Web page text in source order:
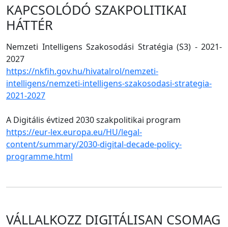
KAPCSOLÓDÓ SZAKPOLITIKAI
HÁTTÉR
Nemzeti Intelligens Szakosodási Stratégia (S3) - 2021-
2027
https://nkfih.gov.hu/hivatalrol/nemzeti-
intelligens/nemzeti-intelligens-szakosodasi-strategia-
2021-2027
A Digitális évtized 2030 szakpolitikai program
https://eur-lex.europa.eu/HU/legal-
content/summary/2030-digital-decade-policy-
programme.html
VÁLLALKOZZ DIGITÁLISAN CSOMAG